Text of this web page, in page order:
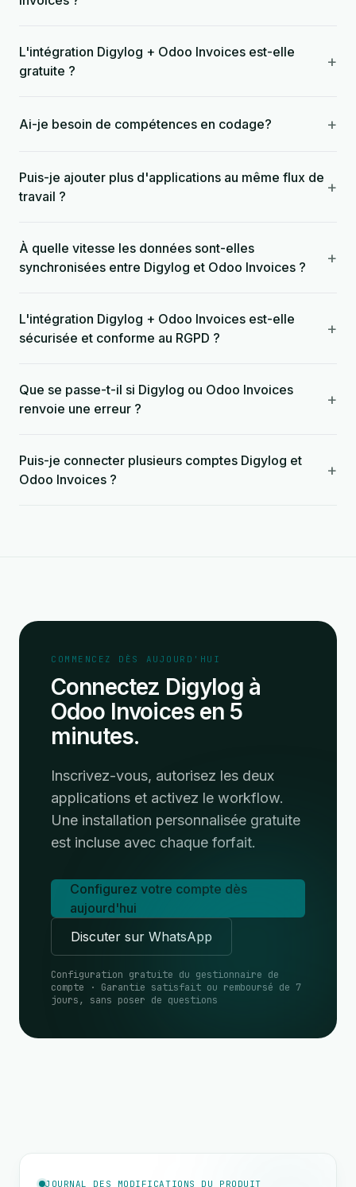
L'intégration Digylog + Odoo Invoices est-elle
gratuite ?
+
Ai-je besoin de compétences en codage? +
Puis-je ajouter plus d'applications au même flux de
travail ?
+
À quelle vitesse les données sont-elles
synchronisées entre Digylog et Odoo Invoices ?
+
L'intégration Digylog + Odoo Invoices est-elle
sécurisée et conforme au RGPD ?
+
Que se passe-t-il si Digylog ou Odoo Invoices
renvoie une erreur ?
+
Puis-je connecter plusieurs comptes Digylog et
Odoo Invoices ?
+
COMMENCEZ DÈS AUJOURD'HUI
Connectez Digylog à
Odoo Invoices en 5
minutes.
Inscrivez-vous, autorisez les deux
applications et activez le workflow.
Une installation personnalisée gratuite
est incluse avec chaque forfait.
Configurez votre compte dès
aujourd'hui
Discuter sur WhatsApp
Configuration gratuite du gestionnaire de
compte · Garantie satisfait ou remboursé de 7
jours, sans poser de questions
JOURNAL DES MODIFICATIONS DU PRODUIT